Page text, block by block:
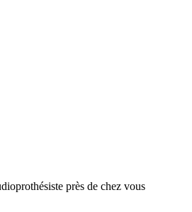
près de chez vous